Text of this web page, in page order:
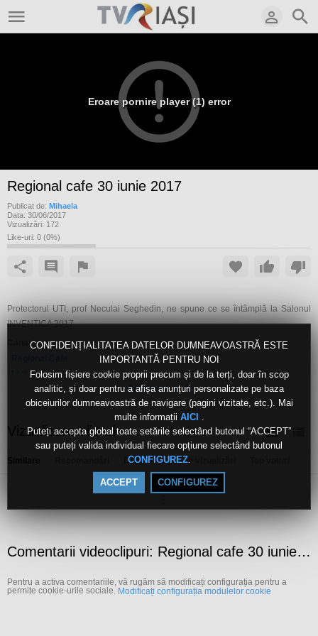
CONFIDENȚIALITATEA DATELOR DUMNEAVOASTRĂ ESTE
IMPORTANTĂ PENTRU NOI
Folosim fișiere cookie proprii precum și de la terți, doar în scop
analitic, și doar pentru a afișa anunțuri personalizate pe baza
obiceiurilor dumneavoastră de navigare (pagini vizitate, etc.). Mai
multe informații AICI
Puteți accepta global toate setările selectând butonul “ACCEPT”
sau puteți valida individual fiecare opțiune selectând butonul
CONFIGUREZ.
ACCEPT CONFIGUREZ
Eroare pornire player (1) error
Regional cafe 30 iunie 2017
Publicat de: Mihaela
Data: 30/06/2017
Vizualizări: 172
Like-uri: 0 (0%)
Protectorul UTI, prof Neculai Seghedin, ne spune ce se întâmplă la Salonul
INVENTICA 2017.
Canale:
Etichete:
neculai
seghedin raluca varlan-bondor olga stefan anca
medeleanu
iasi
Arată mai mult
Vizualizare clipuri
După dată Top vizualizări
Comentarii videoclipuri: Regional cafe 30 iunie 2017
Pentru a activa comentariile, vă rugăm să modificați configurația pentru a
permite cookie-urile sociale. Modificați configurația modulelor cookie